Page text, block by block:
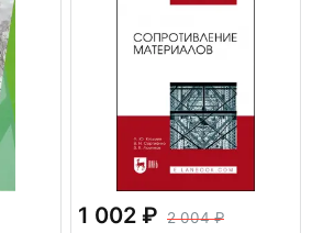
1 002
2 004